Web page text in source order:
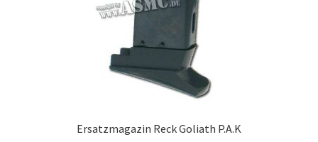
Ersatzmagazin Reck Goliath P.A.K